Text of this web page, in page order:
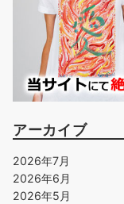
アーカイブ
2026年7月
2026年6月
2026年5月